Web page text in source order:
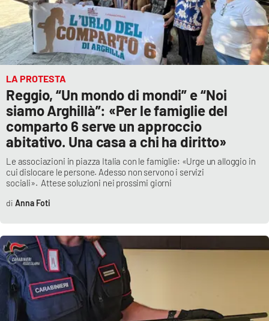
STREAMING
LaC TV
LaC Network
LaC OnAir
EDIZIONI
LOCALI
Catanzaro
Vibo Valentia
Reggio Calabria
LA PROTESTA
Reggio, “Un mondo di mondi” e “Noi
siamo Arghillà”: «Per le famiglie del
comparto 6 serve un approccio
abitativo. Una casa a chi ha diritto»
Le associazioni in piazza Italia con le famiglie: «Urge un alloggio in
cui dislocare le persone. Adesso non servono i servizi
sociali». Attese soluzioni nei prossimi giorni
Anna Foti